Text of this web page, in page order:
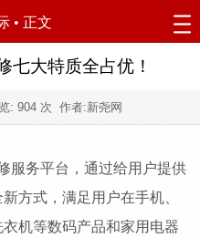
• 正文
七大特质全占优！
: 904 次 作者:新尧网
务平台，通过给用户提供
方式，满足用户在手机、
机等数码产品和家用电器